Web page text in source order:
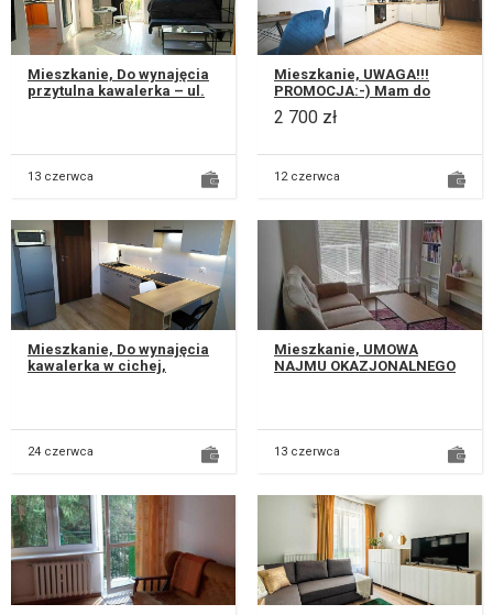
Mieszkanie, Do wynajęcia
przytulna kawalerka – ul.
13 czerwca
Mieszkanie, UWAGA!!!
PROMOCJA:-) Mam do
wynajęcia nowe 2-
pokojowe WYJĄTKOWE
2 700 zł
12 czerwca
Mieszkanie, Do wynajęcia
kawalerka w cichej,
24 czerwca
Mieszkanie, UMOWA
NAJMU OKAZJONALNEGO
13 czerwca